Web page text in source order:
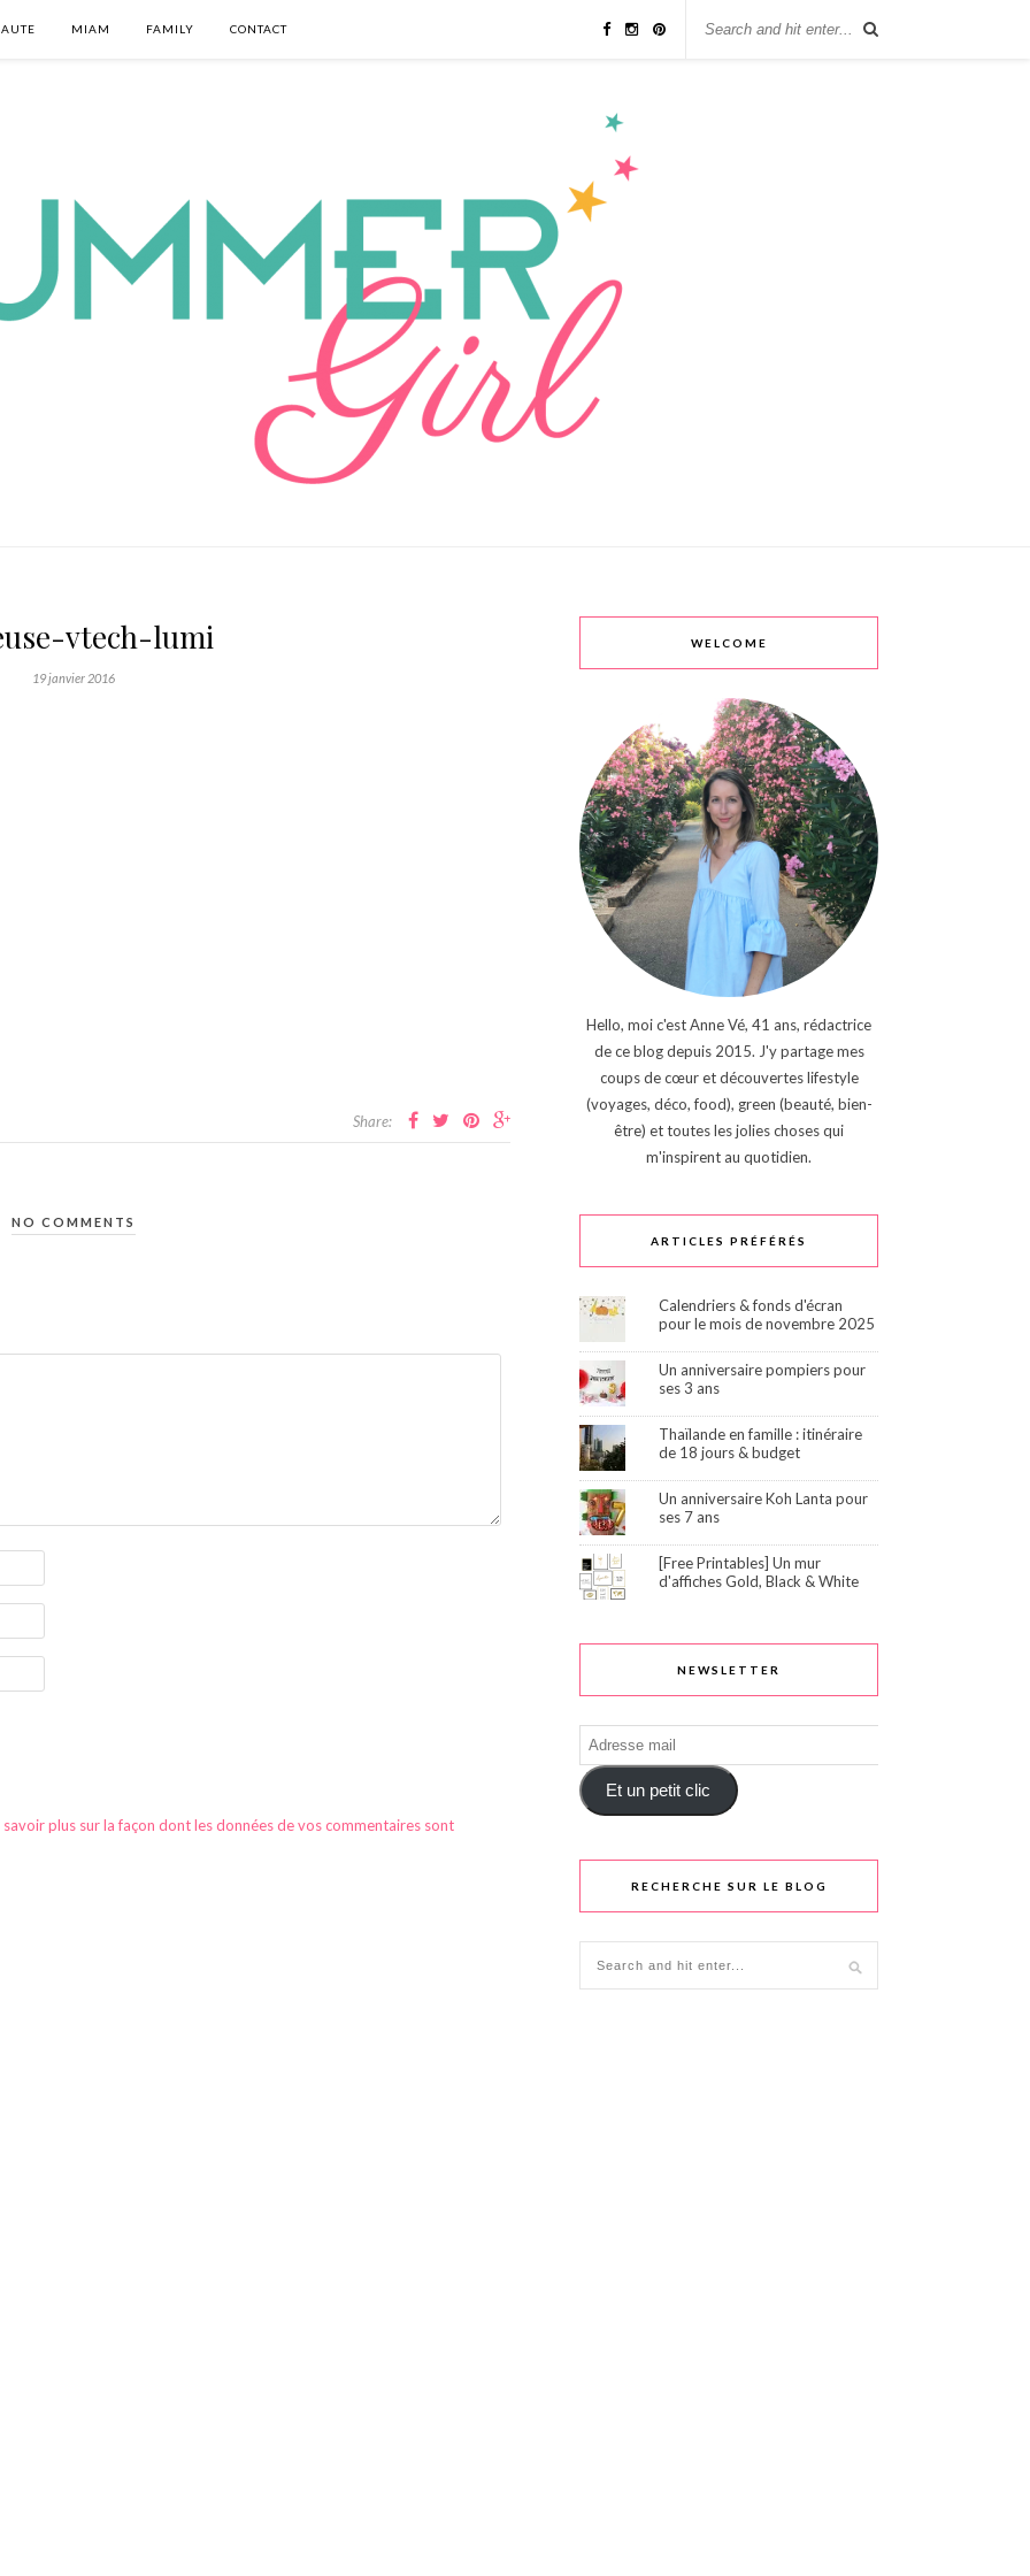
MIAM FAMILY CONTACT
vtech-lumi
19 janvier 2016
Share:
NO COMMENTS
savoir plus sur la façon dont les données de vos commentaires sont
WELCOME
Hello, moi c'est Anne Vé, 41 ans, rédactrice
de ce blog depuis 2015. J'y partage mes
coups de cœur et découvertes lifestyle
(voyages, déco, food), green (beauté, bien-
être) et toutes les jolies choses qui
m'inspirent au quotidien.
ARTICLES PRÉFÉRÉS
Calendriers & fonds d'écran
pour le mois de novembre 2025
Un anniversaire pompiers pour
ses 3 ans
Thaïlande en famille : itinéraire
de 18 jours & budget
Un anniversaire Koh Lanta pour
ses 7 ans
[Free Printables] Un mur
d'affiches Gold, Black & White
NEWSLETTER
Adresse
mail
Et un petit clic
RECHERCHE SUR LE BLOG